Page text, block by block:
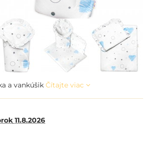
a vankúšik Čítajte viac
11.8.2026